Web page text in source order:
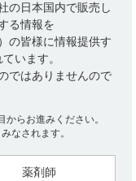
の記載があります。
の日本国内で販売し
る情報を
の皆様に情報提供す
います。
ではありませんので
らお進みください。
なされます。
薬剤師